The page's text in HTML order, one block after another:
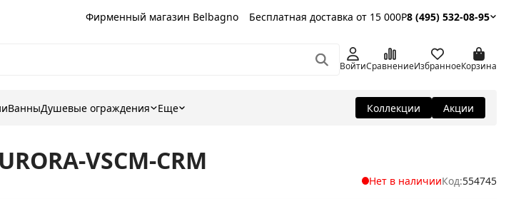
Фирменный магазин Belbagno Бесплатная доставка от 15 000Р8 (495) 532-08-95
ВойтиСравнениеИзбранноеКорзина
ВанныДушевые ограждения Еще Коллекции Акции
VSCM-CRM
Нет в наличииКод:554745